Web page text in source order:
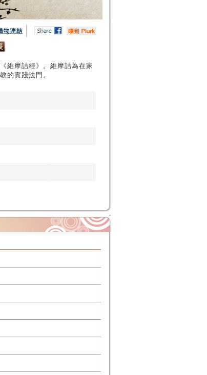
維摩詰經》。維摩詰為在家
的實踐法門。